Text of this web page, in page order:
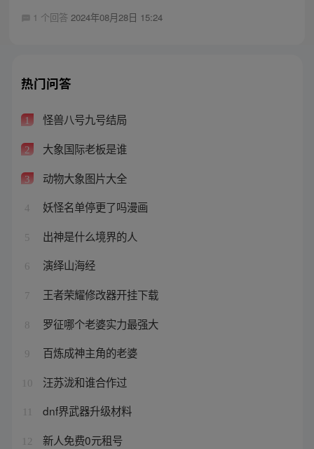
1 个回答 2024年08月28日 15:24
热门问答
1 怪兽八号九号结局
2 大象国际老板是谁
3 动物大象图片大全
4 妖怪名单停更了吗漫画
5 出神是什么境界的人
6 演绎山海经
7 王者荣耀修改器开挂下载
8 罗征哪个老婆实力最强大
9 百炼成神主角的老婆
10 汪苏泷和谁合作过
dnf界武器升级材料
12 新人免费0元租号